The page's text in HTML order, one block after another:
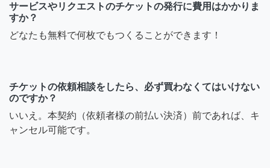
サービスやリクエストのチケットの発行に費用はかかりま
すか？
どなたも無料で何枚でもつくることができます！
チケットの依頼相談をしたら、必ず買わなくてはいけない
のですか？
いいえ。本契約（依頼者様の前払い決済）前であれば、キ
ャンセル可能です。